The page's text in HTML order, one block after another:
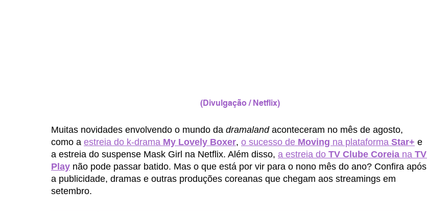
(Divulgação / Netflix)
Muitas novidades envolvendo o mundo da dramaland aconteceram no mês de agosto,
como a estreia do k-drama My Lovely Boxer, o sucesso de Moving na plataforma Star+ e
a estreia do suspense Mask Girl na Netflix. Além disso, a estreia do TV Clube Coreia na TV
Play não pode passar batido. Mas o que está por vir para o nono mês do ano? Confira após
a publicidade, dramas e outras produções coreanas que chegam aos streamings em
setembro.